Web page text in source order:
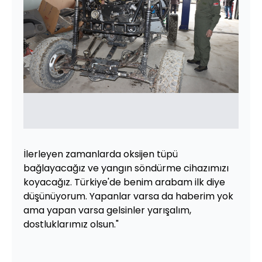
İlerleyen zamanlarda oksijen tüpü
bağlayacağız ve yangın söndürme cihazımızı
koyacağız. Türkiye'de benim arabam ilk diye
düşünüyorum. Yapanlar varsa da haberim yok
ama yapan varsa gelsinler yarışalım,
dostluklarımız olsun."